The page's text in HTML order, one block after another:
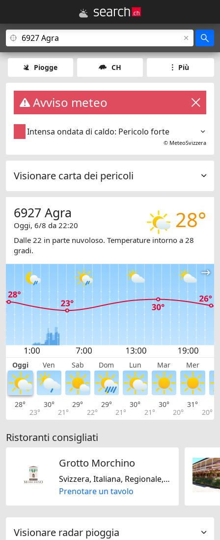
Piogge CH Più
Avviso meteo
Intensa ondata di caldo: Pericolo forte
© MeteoSvizzera
Visionare carta dei pericoli
28°
6927 Agra
Oggi, 6/8 da 22:20
Dalle 22 in parte nuvoloso. Temperature intorno a 28
gradi.
Oggi Ven Sab Dom Lun Mar Mer
28°
23°
30°
21°
29°
22°
29°
21°
30°
21°
30°
20°
31°
20°
Ristoranti consigliati
Grotto Morchino
Svizzera, Italiana, Regionale, Stagionale
Prenotare un tavolo
Visionare radar pioggia